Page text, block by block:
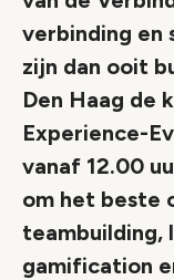
verbinding en
zijn dan ooit
Den Haag de
Experience-
vanaf 12.00
om het beste
teambuilding,
gamification